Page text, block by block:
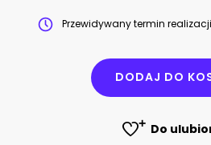
Przewidywany termin
DODAJ DO
Do